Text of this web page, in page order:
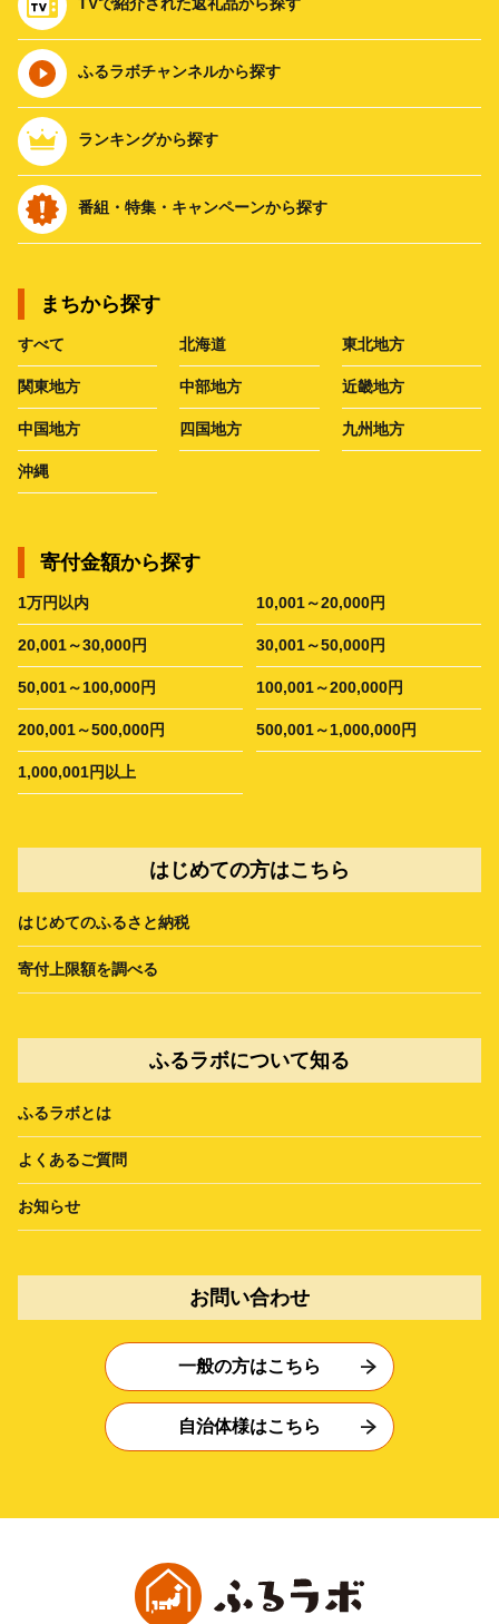
TVで紹介された返礼品から探す
ふるラボチャンネルから探す
ランキングから探す
番組・特集・キャンペーンから探す
まちから探す
すべて 北海道 東北地方
関東地方 中部地方 近畿地方
中国地方 四国地方 九州地方
沖縄
寄付金額から探す
1万円以内 10,001～20,000円
20,001～30,000円 30,001～50,000円
50,001～100,000円 100,001～200,000円
200,001～500,000円 500,001～1,000,000円
1,000,001円以上
はじめての方はこちら
はじめてのふるさと納税
寄付上限額を調べる
ふるラボについて知る
ふるラボとは
よくあるご質問
お知らせ
お問い合わせ
一般の方はこちら
自治体様はこちら